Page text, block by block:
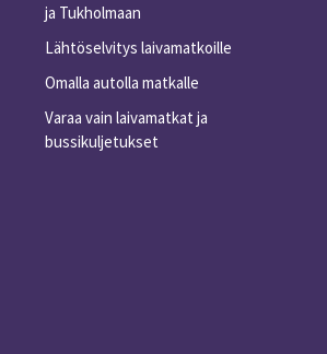
ja Tukholmaan
Lähtöselvitys laivamatkoille
Omalla autolla matkalle
Varaa vain laivamatkat ja
bussikuljetukset